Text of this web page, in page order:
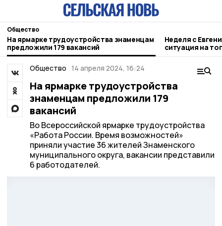
Общество
На ярмарке трудоустройства знаменцам
предложили 179 вакансий
Неделя с
ситуация на
городе и
Общество 14 апреля 2024, 16:24
На ярмарке трудоустройства
знаменцам предложили 179
вакансий
Во Всероссийской ярмарке трудоустройства
«Работа России. Время возможностей»
приняли участие 36 жителей Знаменского
муниципального округа, вакансии представили
6 работодателей.